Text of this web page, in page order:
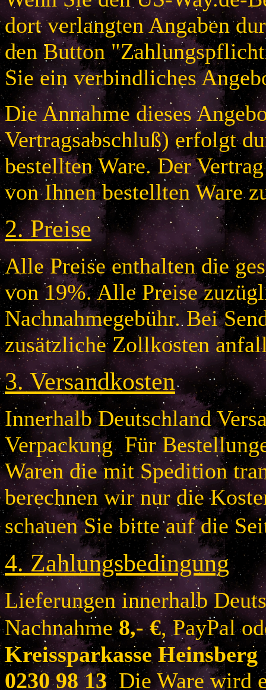
dort verlangten Angaben
den Button
Sie ein verbindliches
Die Annahme dieses
Vertragsabschluß) erfolgt
bestellten Ware. Der
von Ihnen bestellten Ware
2.Preise
Alle Preise enthalten die
von 19%. Alle Preise
Nachnahmegebühr. Bei
zusätzliche Zollkosten
3.Versandkosten
Innerhalb Deutschland
Verpackung Für
Waren die mit Spedition
berechnen wir nur die
schauen Sie bitte auf die
4.Zahlungsbedingung
Lieferungen innerhalb
Nachnahme 8,- €, PayPal
Kreissparkasse
0230 98 13Die Ware wird